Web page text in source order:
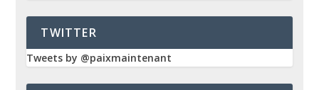
TWITTER
Tweets by @paixmaintenant